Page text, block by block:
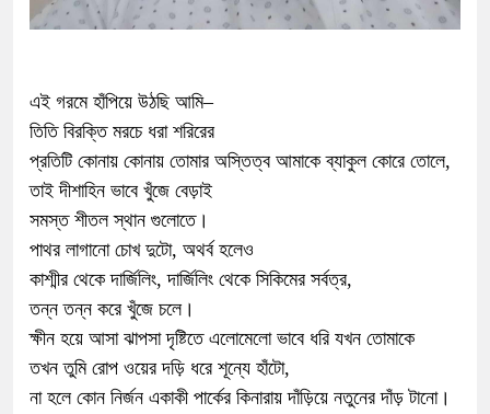
এই গরমে হাঁপিয়ে উঠছি আমি–
তিতি বিরক্তি মরচে ধরা শরিরের
প্রতিটি কোনায় কোনায় তোমার অস্তিত্ব আমাকে ব্যাকুল কোরে তোলে,
তাই দীশাহিন ভাবে‌ খুঁজে বেড়াই
সমস্ত শীতল স্থান গুলোতে।
পাথর লাগানো চোখ দুটো, অথর্ব হলেও
কাশ্মীর থেকে‌ দার্জিলিং, দার্জিলিং থেকে সিকিমের সর্বত্র,
তন্ন তন্ন করে খুঁজে চলে।
ক্ষীন হয়ে আসা ঝাপসা দৃষ্টিতে এলোমেলো‌ ভাবে ধরি যখন‌ তোমাকে
তখন তুমি রোপ ওয়ের দড়ি‌ ধরে শূন্যে‌ হাঁটো,
না হলে কোন নির্জন একাকী পার্কের কিনারায় দাঁড়িয়ে নতুনের দাঁড় টানো।